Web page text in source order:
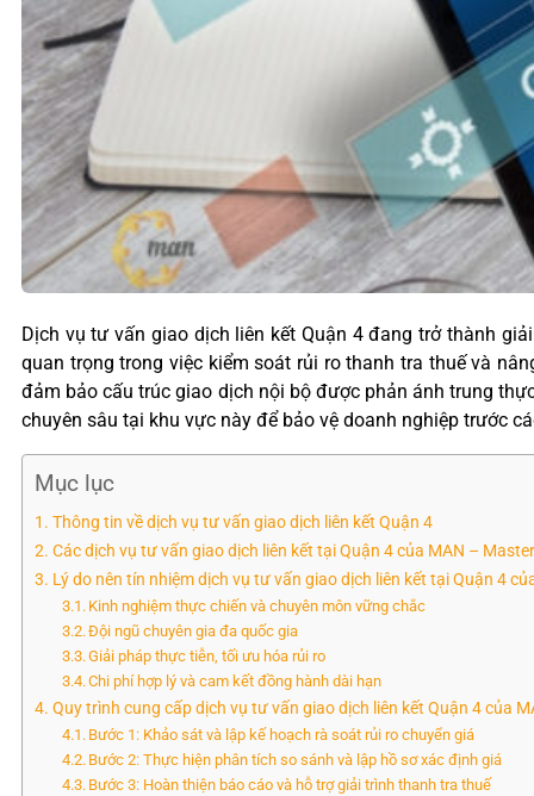
Dịch vụ tư vấn giao dịch liên kết Quận 4 đang trở thành
quan trọng trong việc kiểm soát rủi ro thanh tra thuế và
đảm bảo cấu trúc giao dịch nội bộ được phản ánh trung
chuyên sâu tại khu vực này để bảo vệ doanh nghiệp trước
Mục lục
Thông tin về dịch vụ tư vấn giao dịch liên kết Quận 4
Các dịch vụ tư vấn giao dịch liên kết tại Quận 4 của MAN –
Lý do nên tín nhiệm dịch vụ tư vấn giao dịch liên kết tại Quận 4
Kinh nghiệm thực chiến và chuyên môn vững chắc
Đội ngũ chuyên gia đa quốc gia
Giải pháp thực tiễn, tối ưu hóa rủi ro
Chi phí hợp lý và cam kết đồng hành dài hạn
Quy trình cung cấp dịch vụ tư vấn giao dịch liên kết Quận 4 của
Bước 1: Khảo sát và lập kế hoạch rà soát rủi ro chuyển giá
Bước 2: Thực hiện phân tích so sánh và lập hồ sơ xác định giá
Bước 3: Hoàn thiện báo cáo và hỗ trợ giải trình thanh tra thuế